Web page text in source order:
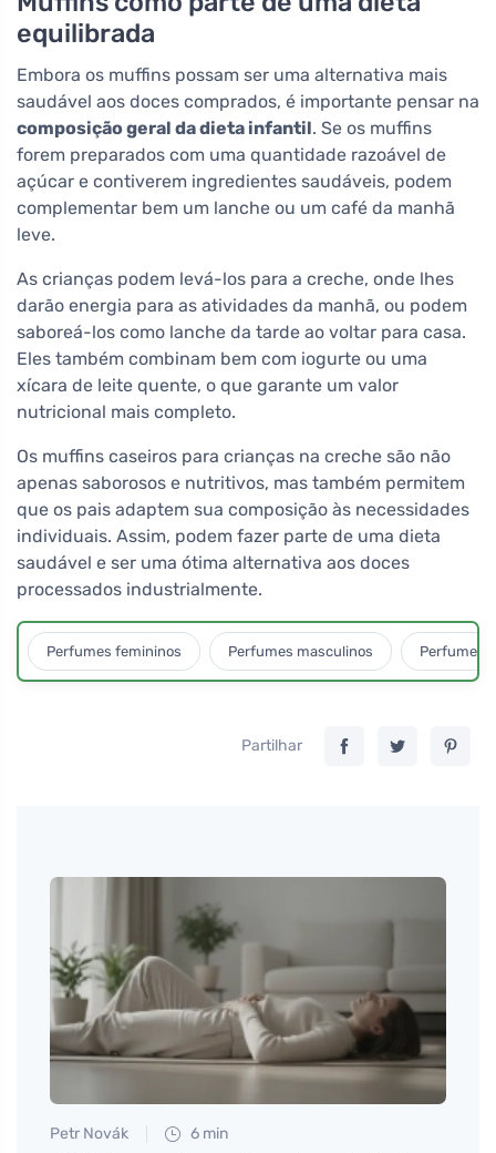
equilibrada
Embora os muffins possam ser uma alternativa mais
saudável aos doces comprados, é importante pensar na
composição geral da dieta infantil. Se os muffins
forem preparados com uma quantidade razoável de
açúcar e contiverem ingredientes saudáveis, podem
complementar bem um lanche ou um café da manhã
leve.
As crianças podem levá-los para a creche, onde lhes
darão energia para as atividades da manhã, ou podem
saboreá-los como lanche da tarde ao voltar para casa.
Eles também combinam bem com iogurte ou uma
xícara de leite quente, o que garante um valor
nutricional mais completo.
Os muffins caseiros para crianças na creche são não
apenas saborosos e nutritivos, mas também permitem
que os pais adaptem sua composição às necessidades
individuais. Assim, podem fazer parte de uma dieta
saudável e ser uma ótima alternativa aos doces
processados industrialmente.
Perfumes femininos Perfumes masculinos Perfumes
Partilhar
Petr Novák 6 min